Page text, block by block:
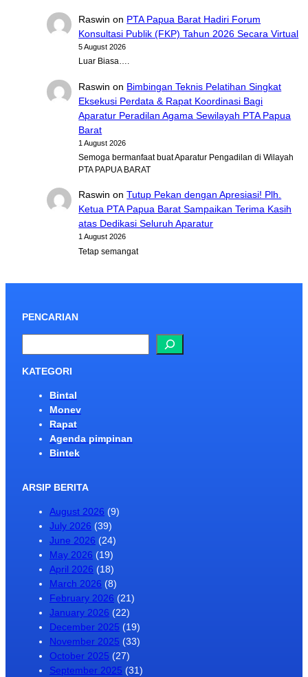
Raswin on PTA Papua Barat Hadiri Forum
Konsultasi Publik (FKP) Tahun 2026 Secara Virtual
5 August 2026
Luar Biasa….
Raswin on Bimbingan Teknis Pelatihan Singkat
Eksekusi Perdata & Rapat Koordinasi Bagi
Aparatur Peradilan Agama Sewilayah PTA Papua
Barat
1 August 2026
Semoga bermanfaat buat Aparatur Pengadilan di Wilayah
PTA PAPUA BARAT
Raswin onTutup Pekan dengan Apresiasi! Plh.
Ketua PTA Papua Barat Sampaikan Terima Kasih
atas Dedikasi Seluruh Aparatur
1 August 2026
Tetap semangat
PENCARIAN
e
a
KATEGORI
Bintal
Monev
Rapat
Agenda pimpinan
Bintek
ARSIP BERITA
August 2026 (9)
July 2026 (39)
June 2026 (24)
May 2026 (19)
April 2026 (18)
March 2026 (8)
February 2026 (21)
January 2026 (22)
December 2025 (19)
November 2025 (33)
October 2025 (27)
September 2025 (31)